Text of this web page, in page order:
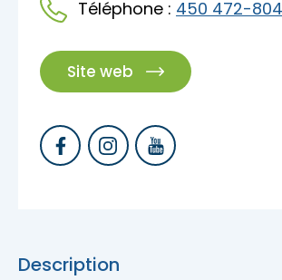
Accès membre
Nous joindre
Téléphone : 450 472-
Site web
Description